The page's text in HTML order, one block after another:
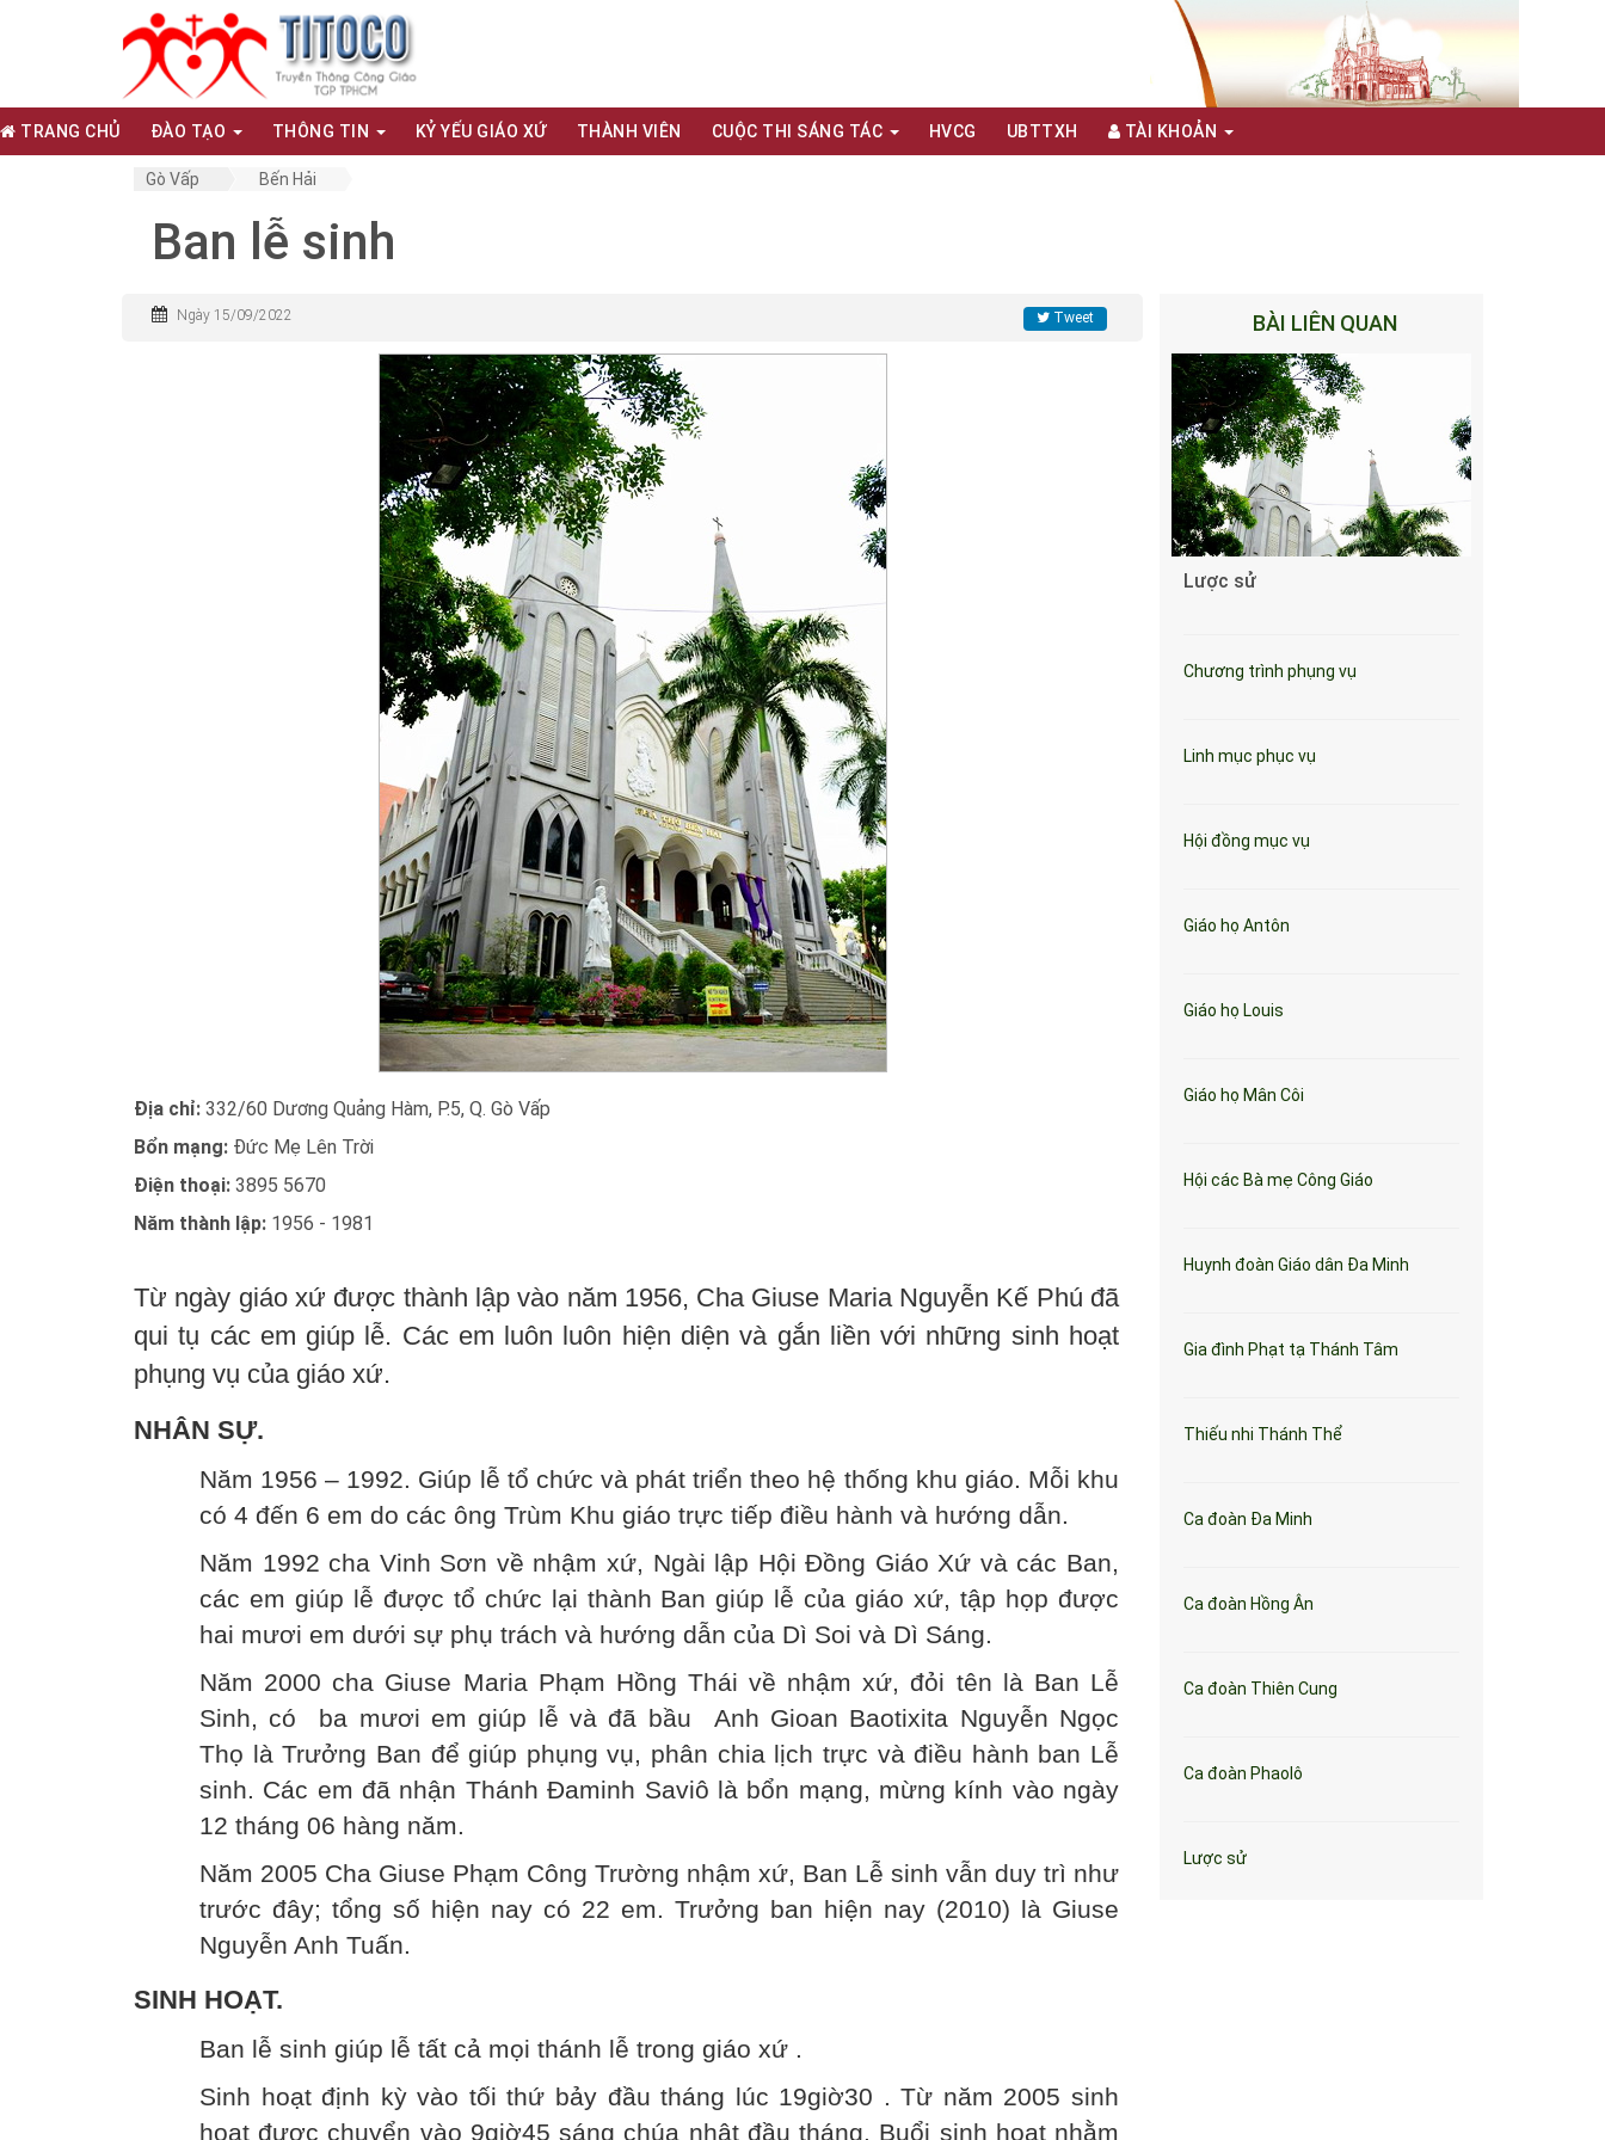
TRANG CHỦ ĐÀO TẠO THÔNG TIN KỶ YẾU GIÁO XỨ THÀNH VIÊN CUỘC THI SÁNG TÁC HVCG UBTTXH TÀI KHOẢN
Gò Vấp Bến Hải
Ban lễ sinh
Ngày 15/09/2022 Tweet
Địa chỉ: 332/60 Dương Quảng Hàm, P.5, Q. Gò Vấp
Bổn mạng: Đức Mẹ Lên Trời
Điện thoại: 3895 5670
Năm thành lập: 1956 - 1981
Từ ngày giáo xứ được thành lập vào năm 1956, Cha Giuse Maria Nguyễn Kế Phú đã
qui tụ các em giúp lễ. Các em luôn luôn hiện diện và gắn liền với những sinh hoạt
phụng vụ của giáo xứ.
NHÂN SỰ.
Năm 1956 – 1992. Giúp lễ tổ chức và phát triển theo hệ thống khu giáo. Mỗi khu
có 4 đến 6 em do các ông Trùm Khu giáo trực tiếp điều hành và hướng dẫn.
Năm 1992 cha Vinh Sơn về nhậm xứ, Ngài lập Hội Đồng Giáo Xứ và các Ban,
các em giúp lễ được tổ chức lại thành Ban giúp lễ của giáo xứ, tập họp được
hai mươi em dưới sự phụ trách và hướng dẫn của Dì Soi và Dì Sáng.
Năm 2000 cha Giuse Maria Phạm Hồng Thái về nhậm xứ, đỏi tên là Ban Lễ
Sinh, có ba mươi em giúp lễ và đã bầu Anh Gioan Baotixita Nguyễn Ngọc
Thọ là Trưởng Ban để giúp phụng vụ, phân chia lịch trực và điều hành ban Lễ
sinh. Các em đã nhận Thánh Đaminh Saviô là bổn mạng, mừng kính vào ngày
12 tháng 06 hàng năm.
Năm 2005 Cha Giuse Phạm Công Trường nhậm xứ, Ban Lễ sinh vẫn duy trì như
trước đây; tổng số hiện nay có 22 em. Trưởng ban hiện nay (2010) là Giuse
Nguyễn Anh Tuấn.
SINH HOẠT.
Ban lễ sinh giúp lễ tất cả mọi thánh lễ trong giáo xứ .
Sinh hoạt định kỳ vào tối thứ bảy đầu tháng lúc 19giờ30 . Từ năm 2005 sinh
hoạt được chuyển vào 9giờ45 sáng chúa nhật đầu tháng. Buổi sinh hoạt nhằm
BÀI LIÊN QUAN
Lược sử
Chương trình phụng vụ
Linh mục phục vụ
Hội đồng mục vụ
Giáo họ Antôn
Giáo họ Louis
Giáo họ Mân Côi
Hội các Bà mẹ Công Giáo
Huynh đoàn Giáo dân Đa Minh
Gia đình Phạt tạ Thánh Tâm
Thiếu nhi Thánh Thể
Ca đoàn Đa Minh
Ca đoàn Hồng Ân
Ca đoàn Thiên Cung
Ca đoàn Phaolô
Lược sử